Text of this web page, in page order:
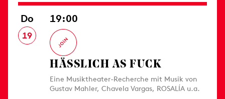
Do
19
19:00
HÄSSLICH AS FUCK
Eine Musiktheater-Recherche mit Musik von
Gustav Mahler, Chavela Vargas, ROSALÍA u.a.